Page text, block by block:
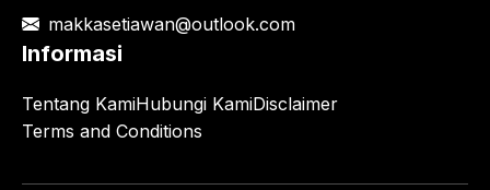
makkasetiawan@outlook.com
Informasi
Tentang KamiHubungi KamiDisclaimer
Terms and Conditions